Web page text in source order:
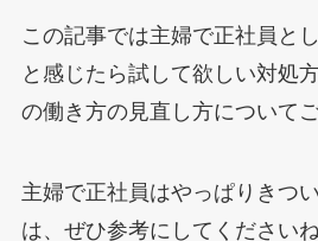
この記事では主婦で正社員と
と感じたら試して欲しい対処
の働き方の見直し方について
主婦で正社員はやっぱりきつ
は、ぜひ参考にしてくださいね